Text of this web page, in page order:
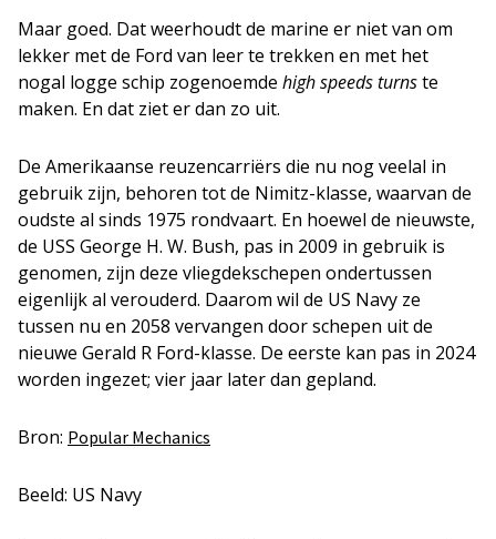
Maar goed. Dat weerhoudt de marine er niet van om
lekker met de Ford van leer te trekken en met het
nogal logge schip zogenoemde high speeds turnste
maken. En dat ziet er dan zo uit.
De Amerikaanse reuzencarriërs die nu nog veelal in
gebruik zijn, behoren tot de Nimitz-klasse, waarvan de
oudste al sinds 1975 rondvaart. En hoewel de nieuwste,
de USS George H. W. Bush, pas in 2009 in gebruik is
genomen, zijn deze vliegdekschepen ondertussen
eigenlijk al verouderd. Daarom wil de US Navy ze
tussen nu en 2058 vervangen door schepen uit de
nieuwe Gerald R Ford-klasse. De eerste kan pas in 2024
worden ingezet; vier jaar later dan gepland.
Bron: Popular Mechanics
Beeld: US Navy